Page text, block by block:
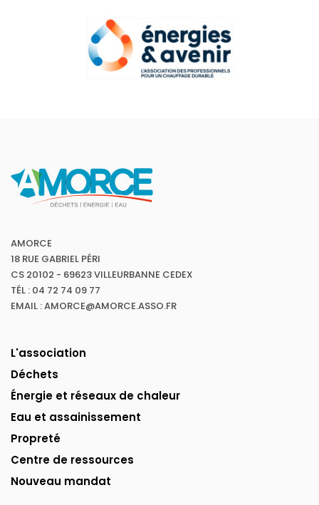
AMORCE
18 RUE GABRIEL PÉRI
CS 20102 - 69623 VILLEURBANNE CEDEX
TÉL : 04 72 74 09 77
EMAIL : AMORCE@AMORCE.ASSO.FR
L'association
Déchets
Énergie et réseaux de chaleur
Eau et assainissement
Propreté
Centre de ressources
Nouveau mandat